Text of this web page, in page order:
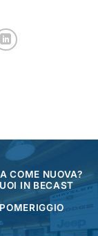
COME NUOVA?
IN BECAST